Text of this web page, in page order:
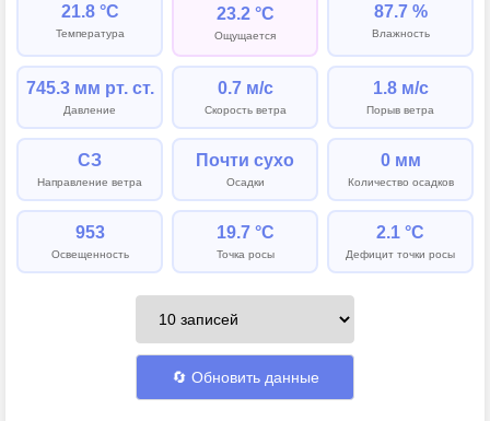
21.8 °C
Температура
23.2 °C
Ощущается
87.7 %
Влажность
745.3 мм рт. ст.
Давление
0.7 м/с
Скорость ветра
1.8 м/с
Порыв ветра
СЗ
Направление ветра
Почти сухо
Осадки
0 мм
Количество осадков
953
Освещенность
19.7 °C
Точка росы
2.1 °C
Дефицит точки росы
🔄 Обновить данные